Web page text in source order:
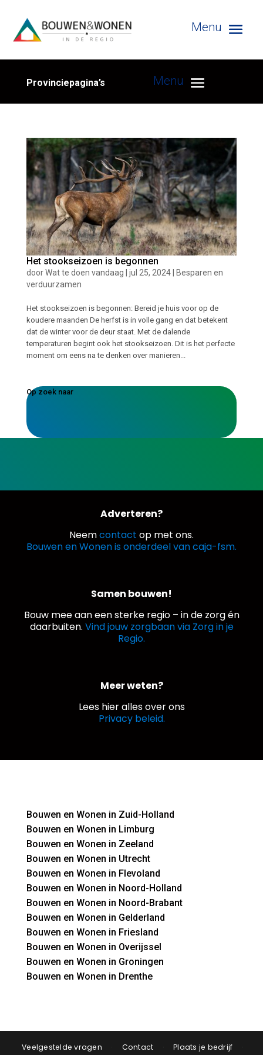
Provinciepagina’s
Het stookseizoen is begonnen
doorWat te doen vandaag jul 25, 2024|
Besparen en
verduurzamen
Het stookseizoen is begonnen: Bereid je huis voor op de
koudere maanden De herfst is in volle gang en dat betekent
dat de winter voor de deur staat. Met de dalende
temperaturen begint ook het stookseizoen. Dit is het perfecte
moment om eens na te denken over manieren...
Op zoek naar
Adverteren?
Neemcontact op met ons.
Bouwen en Wonen is onderdeel van caja-fsm.
Samen bouwen!
Bouw mee aan een sterke regio – in de zorg én
daarbuiten. Vind jouw zorgbaan via Zorg in je
Regio.
Meer weten?
Lees hier alles over ons
Privacy beleid.
Bouwen en Wonen in Zuid-Holland
Bouwen en Wonen in Limburg
Bouwen en Wonen in Zeeland
Bouwen en Wonen in Utrecht
Bouwen en Wonen in Flevoland
Bouwen en Wonen in Noord-Holland
Bouwen en Wonen in Noord-Brabant
Bouwen en Wonen in Gelderland
Bouwen en Wonen in Friesland
Bouwen en Wonen in Overijssel
Bouwen en Wonen in Groningen
Bouwen en Wonen in Drenthe
Veelgestelde vragen · Contact · Plaats je bedrijf
·